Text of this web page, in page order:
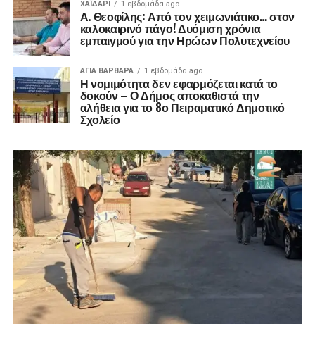
ΧΑΪΔΑΡΙ 1 εβδομάδα ago
Α. Θεοφίλης: Από τον χειμωνιάτικο… στον
καλοκαιρινό πάγο! ​Δυόμιση χρόνια
εμπαιγμού για την Ηρώων Πολυτεχνείου
ΑΓΙΑ ΒΑΡΒΑΡΑ 1 εβδομάδα ago
Η νομιμότητα δεν εφαρμόζεται κατά το
δοκούν – Ο Δήμος αποκαθιστά την
αλήθεια για το 8ο Πειραματικό Δημοτικό
Σχολείο